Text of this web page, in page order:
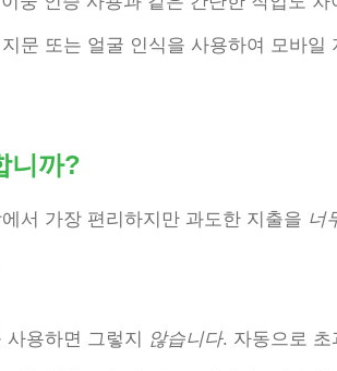
문 또는 얼굴 인식을 사용하여 모바일
니까?
서 가장 편리하지만 과도한 지출을 너
용하면 그렇지 않습니다. 자동으로 초